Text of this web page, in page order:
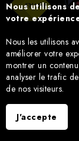
Nous utilisons
votre
Nous les utilisons
améliorer votre
montrer un
analyser le trafic
de nos visiteurs.
J'accepte